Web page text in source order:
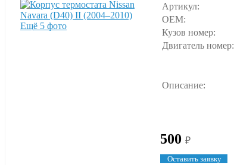
Ещё 5 фото
Артикул:
OEM:
Кузов номер:
Двигатель номер:
Описание:
500 ₽
Оставить заявку